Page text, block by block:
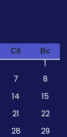
Сб
Вс
1
7
8
14
15
21
22
28
29